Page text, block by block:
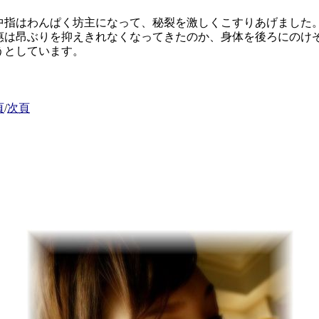
はわんぱく坊主になって、秘裂を激しくこすりあげました
昂ぶりを抑えきれなくなってきたのか、身体を後ろにのけ
としています。
/次頁